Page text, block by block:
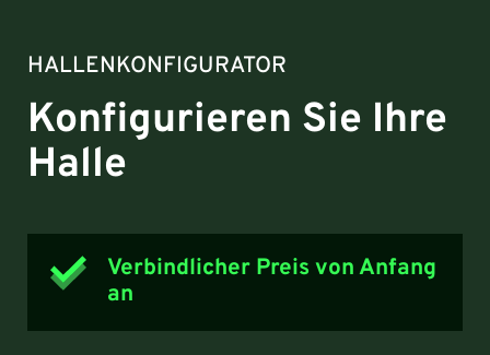
HALLENKONFIGURATOR
Konfigurieren Sie Ihre
Halle
Verbindlicher Preis von Anfang
an